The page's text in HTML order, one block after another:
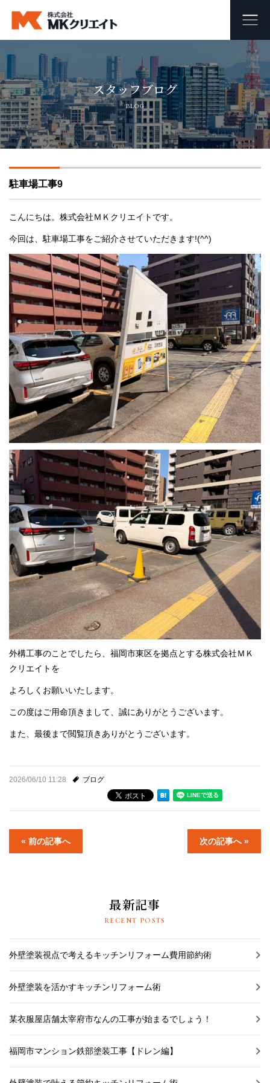
ホーム
MKクリエイトのワンストップ自社施工
ビル・マンション・商業施設の大規模修繕工事
外壁塗装・防水工事
オフィス・店舗の内装リフォーム・リノベーション
足場組み立て・解体工事
採用情報
プライバシーポリシー
お問い合わせ
施工事例
お知らせ
スタッフブログ
スタッフブログ
BLOG
駐車場工事9
こんにちは。株式会社ＭＫクリエイトです。
今回は、駐車場工事をご紹介させていただきます!(^^)
外構工事のことでしたら、福岡市東区を拠点とする株式会社ＭＫ
クリエイトを
よろしくお願いいたします。
この度はご用命頂きまして、誠にありがとうございます。
また、最後まで閲覧頂きありがとうございます。
2026/06/10 11:28 ブログ
« 前の記事へ 次の記事へ »
最新記事
RECENT POSTS
外壁塗装視点で考えるキッチンリフォーム費用節約術
外壁塗装を活かすキッチンリフォーム術
某衣服屋店舗太宰府市なんの工事が始まるでしょう！
福岡市マンション鉄部塗装工事【ドレン編】